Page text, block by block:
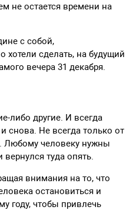
не остается времени на
с собой,
хотели сделать, на будущий
вечера 31 декабря.
либо другие. И всегда
снова. Не всегда только от
Любому человеку нужны
туда опять.
внимания на то, что
остановиться и
году, чтобы привлечь